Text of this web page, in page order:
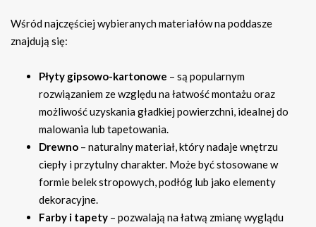
Wśród najczęściej wybieranych materiałów na poddasze
znajdują się:
Płyty gipsowo-kartonowe – są popularnym
rozwiązaniem ze względu na łatwość montażu oraz
możliwość uzyskania gładkiej powierzchni, idealnej do
malowania lub tapetowania.
Drewno – naturalny materiał, który nadaje wnętrzu
ciepły i przytulny charakter. Może być stosowane w
formie belek stropowych, podłóg lub jako elementy
dekoracyjne.
Farby i tapety – pozwalają na łatwą zmianę wyglądu